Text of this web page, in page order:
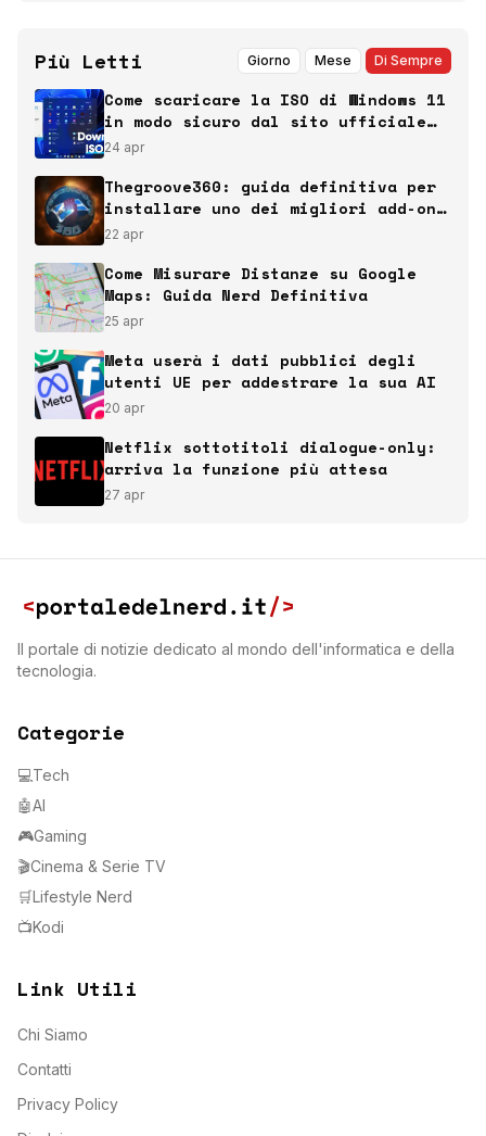
Più Letti Giorno Mese Di Sempre
Come scaricare la ISO di Windows 11
in modo sicuro dal sito ufficiale
Microsoft
24 apr
Thegroove360: guida definitiva per
installare uno dei migliori add-on
italiani per Kodi
22 apr
Come Misurare Distanze su Google
Maps: Guida Nerd Definitiva
25 apr
Meta userà i dati pubblici degli
utenti UE per addestrare la sua AI
20 apr
Netflix sottotitoli dialogue-only:
arriva la funzione più attesa
27 apr
Il portale di notizie dedicato al mondo dell'informatica e della
tecnologia.
Categorie
💻Tech
🤖AI
🎮Gaming
🎬Cinema & Serie TV
🛒Lifestyle Nerd
📺Kodi
Link Utili
Chi Siamo
Contatti
Privacy Policy